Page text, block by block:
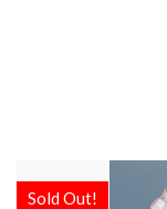
Sold Out!